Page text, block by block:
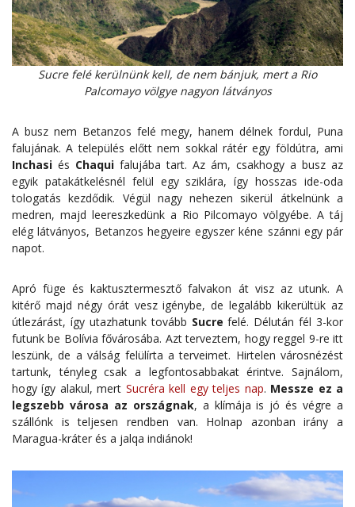
Sucre felé kerülnünk kell, de nem bánjuk, mert a Rio
Palcomayo völgye nagyon látványos
A busz nem Betanzos felé megy, hanem délnek fordul, Puna
falujának. A település előtt nem sokkal rátér egy földútra, ami
Inchasi és Chaqui falujába tart. Az ám, csakhogy a busz az
egyik patakátkelésnél felül egy sziklára, így hosszas ide-oda
tologatás kezdődik. Végül nagy nehezen sikerül átkelnünk a
medren, majd leereszkedünk a Rio Pilcomayo völgyébe. A táj
elég látványos, Betanzos hegyeire egyszer kéne szánni egy pár
napot.
Apró füge és kaktusztermesztő falvakon át visz az utunk. A
kitérő majd négy órát vesz igénybe, de legalább kikerültük az
útlezárást, így utazhatunk tovább Sucre felé. Délután fél 3-kor
futunk be Bolívia fővárosába. Azt terveztem, hogy reggel 9-re itt
leszünk, de a válság felülírta a terveimet. Hirtelen városnézést
tartunk, tényleg csak a legfontosabbakat érintve. Sajnálom,
hogy így alakul, mert Sucréra kell egy teljes nap. Messze ez a
legszebb városa az országnak, a klímája is jó és végre a
szállónk is teljesen rendben van. Holnap azonban irány a
Maragua-kráter és a jalqa indiánok!